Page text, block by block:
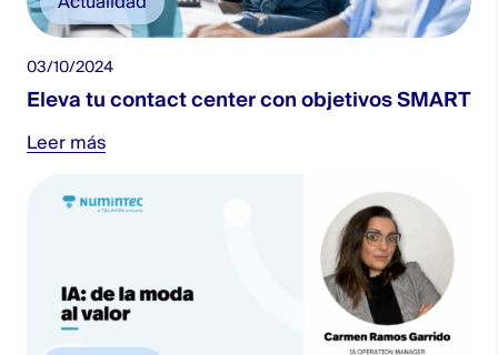
03/10/2024
Eleva tu contact center con objetivos SMART
Leer más